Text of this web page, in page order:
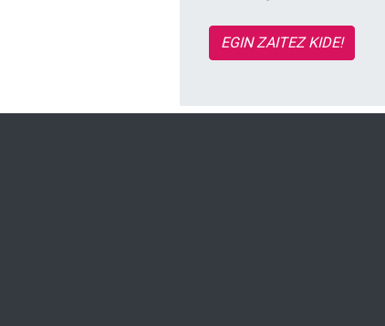
EGIN ZAITEZ KIDE!